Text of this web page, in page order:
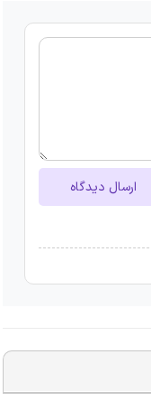
ارسال دیدگاه